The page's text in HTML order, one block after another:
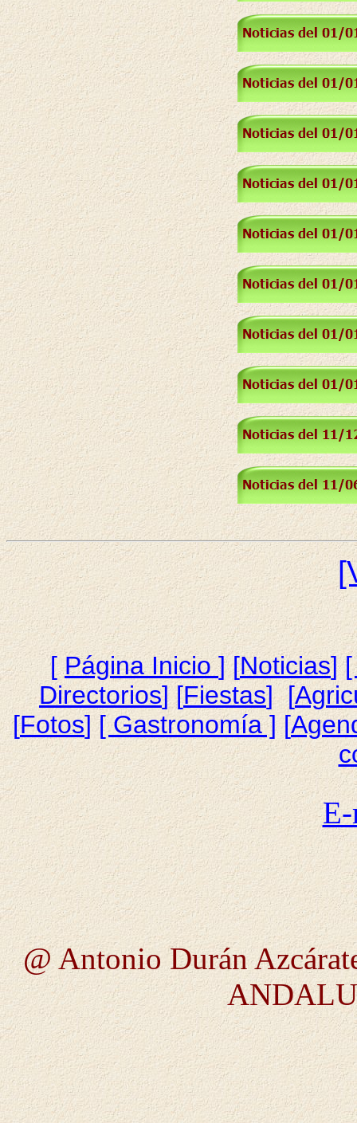
[Página Inicio ][Noticias]
Directorios] [Fiestas] [
[Fotos][ Gastronomía ] [
@ Antonio Durán